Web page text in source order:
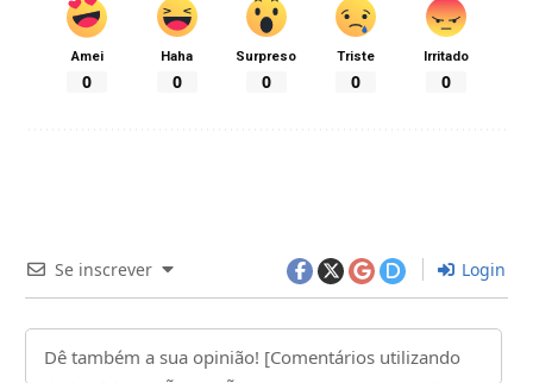
Amei
0
Haha
0
Surpreso
0
Triste
0
Irritado
0
Se inscrever Login